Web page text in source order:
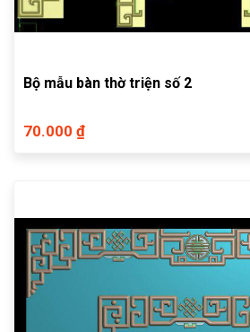
Bộ mẫu bàn thờ triện số 2
70.000 ₫